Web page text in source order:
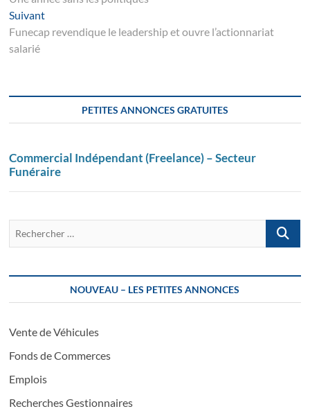
de
l’article
SuivantSuivant
post:
Funecap revendique le leadership et ouvre l’actionnariat
salarié
PETITES ANNONCES GRATUITES
Commercial Indépendant (Freelance) – Secteur
Funéraire
…
NOUVEAU – LES PETITES ANNONCES
Vente de Véhicules
Fonds de Commerces
Emplois
Recherches Gestionnaires